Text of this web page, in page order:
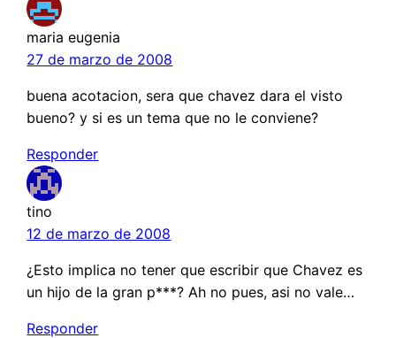
maria eugenia
27 de marzo de 2008
buena acotacion, sera que chavez dara el visto
bueno? y si es un tema que no le conviene?
Responder
tino
12 de marzo de 2008
¿Esto implica no tener que escribir que Chavez es
un hijo de la gran p***? Ah no pues, asi no vale…
Responder